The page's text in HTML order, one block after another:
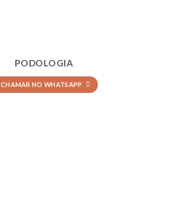
PODOLOGIA
CHAMAR NO WHATSAPP